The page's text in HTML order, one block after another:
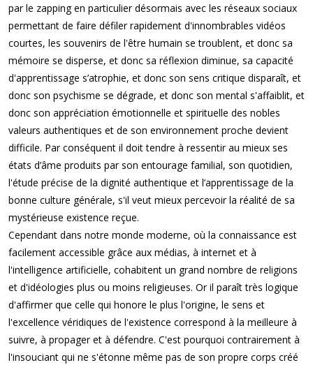
par le zapping en particulier désormais avec les réseaux sociaux
permettant de faire défiler rapidement d'innombrables vidéos
courtes, les souvenirs de l'être humain se troublent, et donc sa
mémoire se disperse, et donc sa réflexion diminue, sa capacité
d'apprentissage s’atrophie, et donc son sens critique disparaît, et
donc son psychisme se dégrade, et donc son mental s'affaiblit, et
donc son appréciation émotionnelle et spirituelle des nobles
valeurs authentiques et de son environnement proche devient
difficile. Par conséquent il doit tendre à ressentir au mieux ses
états d’âme produits par son entourage familial, son quotidien,
l'étude précise de la dignité authentique et l’apprentissage de la
bonne culture générale, s'il veut mieux percevoir la réalité de sa
mystérieuse existence reçue.
Cependant dans notre monde moderne, où la connaissance est
facilement accessible grâce aux médias, à internet et à
l'intelligence artificielle, cohabitent un grand nombre de religions
et d'idéologies plus ou moins religieuses. Or il paraît très logique
d'affirmer que celle qui honore le plus l'origine, le sens et
l'excellence véridiques de l'existence correspond à la meilleure à
suivre, à propager et à défendre. C'est pourquoi contrairement à
l'insouciant qui ne s'étonne même pas de son propre corps créé